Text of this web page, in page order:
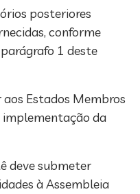
posteriores
conforme
1 deste
Estados Membros
implementação da
deve submeter
à Assembleia